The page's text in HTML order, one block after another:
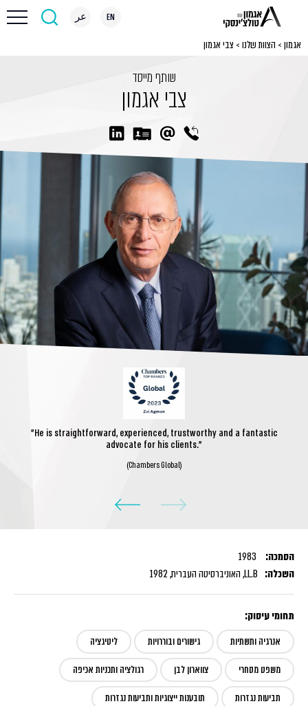
EN عر
אגמון > הצוות שלנו > צבי אגמון
שותף מייסד
צבי אגמון
"He is straightforward, experienced, trustworthy and a fantastic
advocate for his clients."
(Chambers Global)
הסמכה:
השכלה: LL.B, האוניברסיטה העברית, 1982
תחומי עיסוק:
אנרגיה ותשתיות גישורים ובוררויות ליטיגציה
משפט מסחרי צווארון לבן רגולציה ותכניות אכיפה
תביעות נגזרות תובענות ייצוגיות ותביעות נגזרות